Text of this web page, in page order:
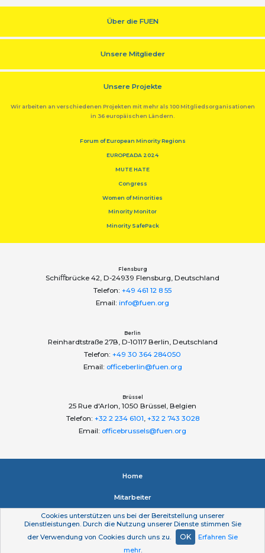
Über die FUEN
Unsere Mitglieder
Unsere Projekte
Wir arbeiten an verschiedenen Projekten mit mehr als 100 Mitgliedsorganisationen
in 36 europäischen Ländern.
Forum of European Minority Regions
EUROPEADA 2024
MUTE HATE
Congress
Women of Minorities
Minority Monitor
Minority SafePack
Flensburg
Schiﬀbrücke 42, D-24939 Flensburg, Deutschland
Telefon: +49 461 12 8 55
Email: info@fuen.org
Berlin
Reinhardtstraße 27B, D-10117 Berlin, Deutschland
Telefon: +49 30 364 284050
Email: officeberlin@fuen.org
Brüssel
25 Rue d'Arlon, 1050 Brüssel, Belgien
Telefon: +32 2 234 6101, +32 2 743 3028
Email: officebrussels@fuen.org
Home
Mitarbeiter
Impressum
Datenschutzerklärung
Cookies unterstützen uns bei der Bereitstellung unserer
Dienstleistungen. Durch die Nutzung unserer Dienste stimmen Sie
der Verwendung von Cookies durch uns zu.
OK
Erfahren Sie
mehr.